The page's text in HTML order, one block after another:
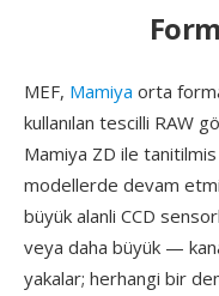
MEF, Mamiya orta
kullanılan tescilli RAW
Mamiya ZD ile
modellerde devam
büyük alanli CCD
veya daha büyük —
yakalar; herhangi bir